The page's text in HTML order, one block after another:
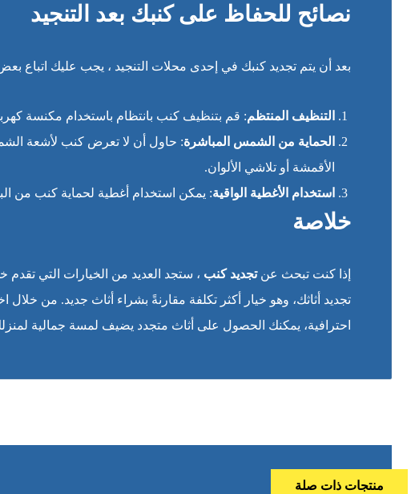
نصائح للحفاظ على كنبك بعد التنجيد
بعد أن يتم تجديد كنبك في إحدى محلات التنجيد ، يجب عليك اتباع
التنظيف المنتظم: قم بتنظيف كنب بانتظام باستخدام مكنسة
الحماية من الشمس المباشرة: حاول أن لا تعرض كنب لأشعة
الأقمشة أو تلاشي الألوان.
استخدام الأغطية الواقية: يمكن استخدام أغطية لحماية كنب من
خلاصة
إذا كنت تبحث عنتجديد كنب ، ستجد العديد من الخيارات التي تقدم
تجديد أثاثك، وهو خيار أكثر تكلفة مقارنةً بشراء أثاث جديد. من
احترافية، يمكنك الحصول على أثاث متجدد يضيف لمسة جمالية
منتجات ذات صلة